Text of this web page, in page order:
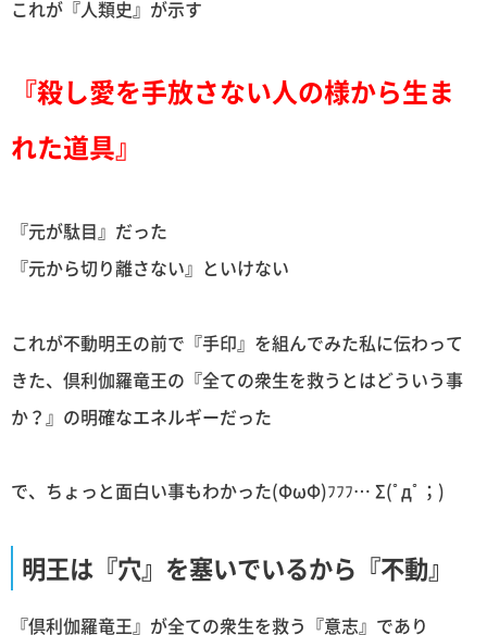
これが『人類史』が示す
『殺し愛を手放さない人の様から生ま
れた道具』
『元が駄目』だった
『元から切り離さない』といけない
これが不動明王の前で『手印』を組んでみた私に伝わって
きた、倶利伽羅竜王の『全ての衆生を救うとはどういう事
か？』の明確なエネルギーだった
で、ちょっと面白い事もわかった(ΦωΦ)ﾌﾌﾌ… Σ(ﾟдﾟ；)
明王は『穴』を塞いでいるから『不動』
『倶利伽羅竜王』が全ての衆生を救う『意志』であり